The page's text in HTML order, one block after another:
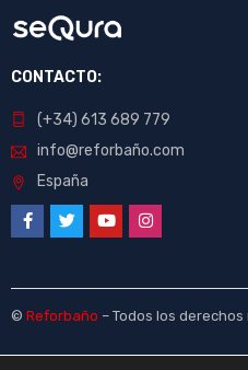
CONTACTO:
(+34) 613 689 779
info@reforbaño.com
España
© Reforbaño – Todos los